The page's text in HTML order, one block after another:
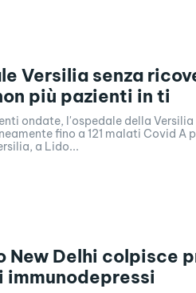
Versilia senza
più pazienti in ti
ondate, l'ospedale della
fino a 121 malati Covid A
a Lido...
New Delhi colpisce
immunodepressi